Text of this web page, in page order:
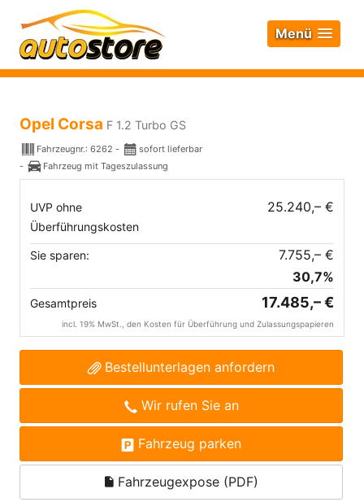
Menü
Opel Corsa F 1.2 Turbo GS
Fahrzeugnr.: 6262
sofort lieferbar
Fahrzeug mit Tageszulassung
UVP ohne
Überführungskosten
25.240,– €
Sie sparen:
7.755,– €
30,7%
Gesamtpreis 17.485,– €
incl. 19% MwSt., den Kosten für Überführung und Zulassungspapieren
Bestellunterlagen anfordern
Wir rufen Sie an
Fahrzeug parken
Fahrzeugexpose (PDF)